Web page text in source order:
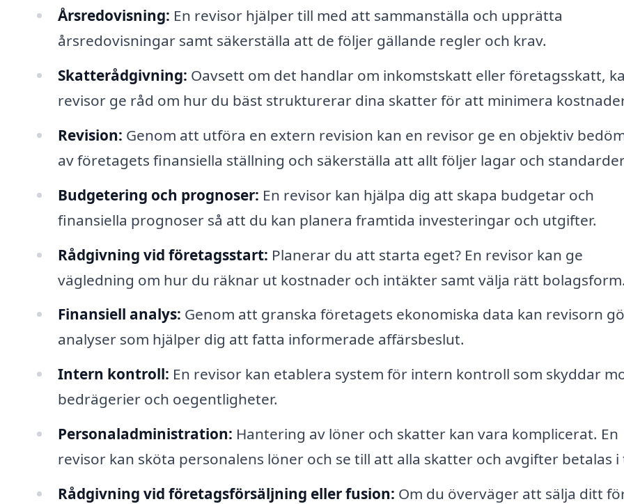
Årsredovisning: En revisor hjälper till med att sammanställa och upprätta
årsredovisningar samt säkerställa att de följer gällande regler och krav.
Skatterådgivning: Oavsett om det handlar om inkomstskatt eller företagsskatt,
revisor ge råd om hur du bäst strukturerar dina skatter för att minimera
Revision: Genom att utföra en extern revision kan en revisor ge en objektiv
av företagets finansiella ställning och säkerställa att allt följer lagar och
Budgetering och prognoser: En revisor kan hjälpa dig att skapa budgetar och
finansiella prognoser så att du kan planera framtida investeringar och utgifter.
Rådgivning vid företagsstart: Planerar du att starta eget? En revisor kan ge
vägledning om hur du räknar ut kostnader och intäkter samt välja rätt bolagsform.
Finansiell analys: Genom att granska företagets ekonomiska data kan revisorn
analyser som hjälper dig att fatta informerade affärsbeslut.
Intern kontroll: En revisor kan etablera system för intern kontroll som skyddar
bedrägerier och oegentligheter.
Personaladministration: Hantering av löner och skatter kan vara komplicerat. En
revisor kan sköta personalens löner och se till att alla skatter och avgifter betalas i
Rådgivning vid företagsförsäljning eller fusion: Om du överväger att sälja ditt